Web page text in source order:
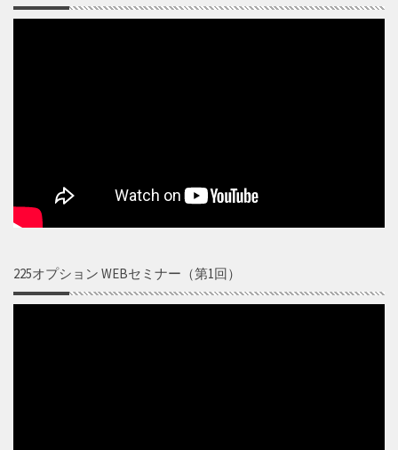
225オプション WEBセミナー（第1回）